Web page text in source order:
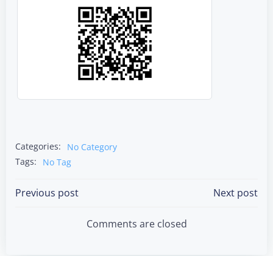
Categories:
No Category
Tags:
No Tag
Post
navigation
Previous post
navigation
Next post
Comments are closed